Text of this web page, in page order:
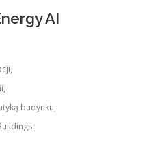
AI
budynku,